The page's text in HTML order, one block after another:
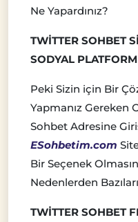
Ne Yapardınız?
TWİTTER SOHBET
SODYAL PLATFORM
Peki Sizin için Bir
Yapmanız Gereken
Sohbet Adresine
ESohbetim.com
Bir Seçenek
Nedenlerden
TWİTTER SOHBET